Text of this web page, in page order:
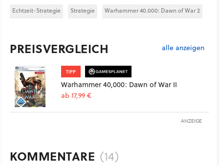
Echtzeit-Strategie Strategie Warhammer 40.000: Dawn of War 2
PREISVERGLEICH alle anzeigen
TIPP
Warhammer 40,000: Dawn of War II
ab 17,99 €
ANZEIGE
KOMMENTARE (14)